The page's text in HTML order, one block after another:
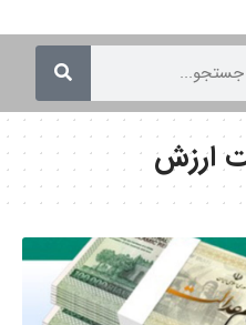
ارزش